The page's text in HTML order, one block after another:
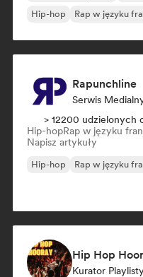
Hip-hop
Rap w języku
Rapunchline
Serwis
> 12200 udzielonych
Hip-hopRap w języku
Napisz artykuły
Hip-hop Rap w języku
Kurator